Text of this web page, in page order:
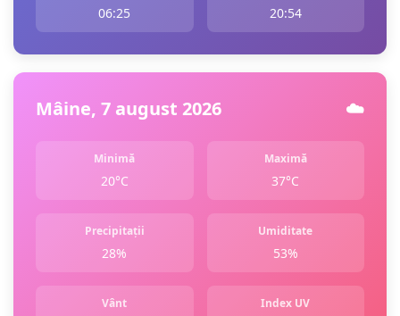
06:25 20:54
Mâine, 7 august 2026 ☁️
Minimă
20°C
Maximă
37°C
Precipitații
28%
Umiditate
53%
Vânt Index UV